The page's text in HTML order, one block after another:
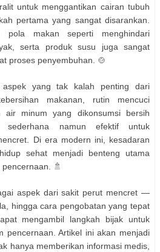
untuk menggantikan cairan tubuh
pertama yang sangat disarankan.
pola makan seperti menghindari
serta produk susu juga sangat
proses penyembuhan. 🍲
aspek yang tak kalah penting dari
makanan, rutin mencuci
air minum yang dikonsumsi bersih
sederhana namun efektif untuk
Di era modern ini, kesadaran
sehat menjadi benteng utama
🚿
aspek dari sakit perut mencret —
hingga cara pengobatan yang tepat
mengambil langkah bijak untuk
pencernaan. Artikel ini akan menjadi
hanya memberikan informasi medis,